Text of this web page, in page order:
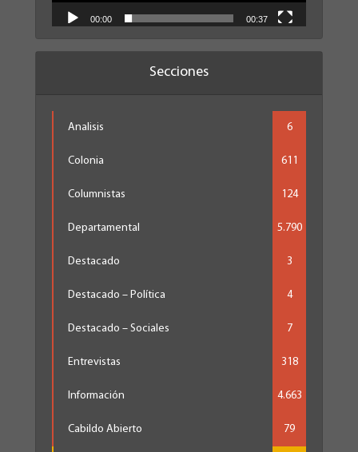
00:00 00:37
Secciones
Analisis 6
Colonia 611
Columnistas 124
Departamental 5.790
Destacado 3
Destacado – Política 4
Destacado – Sociales 7
Entrevistas 318
Información 4.663
Cabildo Abierto 79